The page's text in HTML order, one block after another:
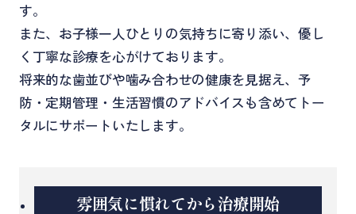
す。
また、お子様一人ひとりの気持ちに寄り添い、優し
く丁寧な診療を心がけております。
将来的な歯並びや噛み合わせの健康を見据え、予
防・定期管理・生活習慣のアドバイスも含めてトー
タルにサポートいたします。
雰囲気に慣れてから治療開始